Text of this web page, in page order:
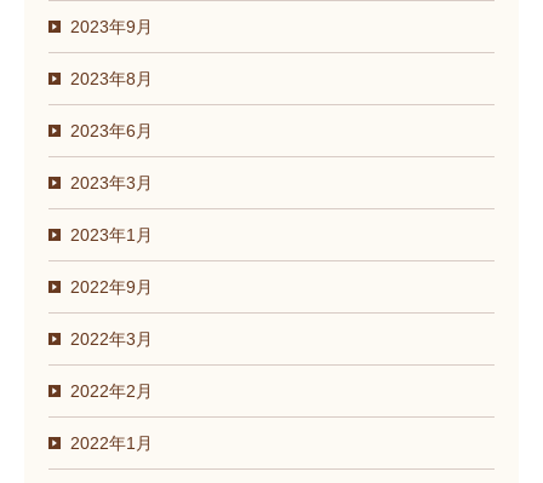
2023年9月
2023年8月
2023年6月
2023年3月
2023年1月
2022年9月
2022年3月
2022年2月
2022年1月